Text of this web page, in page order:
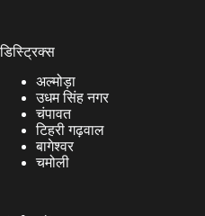
डिस्ट्रिक्स
अल्मोड़ा
उधम सिंह नगर
चंपावत
टिहरी गढ़वाल
बागेश्वर
चमोली